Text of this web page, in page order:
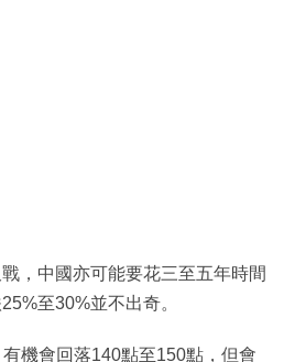
，中國亦可能要花三至五年時間
至30%並不出奇。
機會回落140點至150點，但會